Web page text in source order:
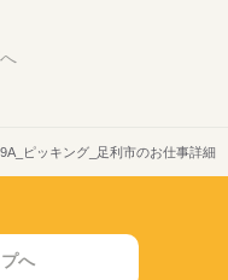
ピッキング_足利市のお仕事詳細
へ